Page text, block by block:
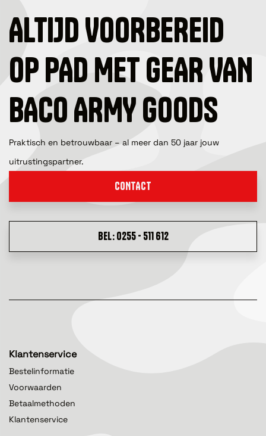
ALTIJD VOORBEREID
OP PAD MET GEAR VAN
BACO ARMY GOODS
Praktisch en betrouwbaar – al meer dan 50 jaar jouw
uitrustingspartner.
CONTACT
BEL: 0255 - 511 612
Klantenservice
Bestelinformatie
Voorwaarden
Betaalmethoden
Klantenservice